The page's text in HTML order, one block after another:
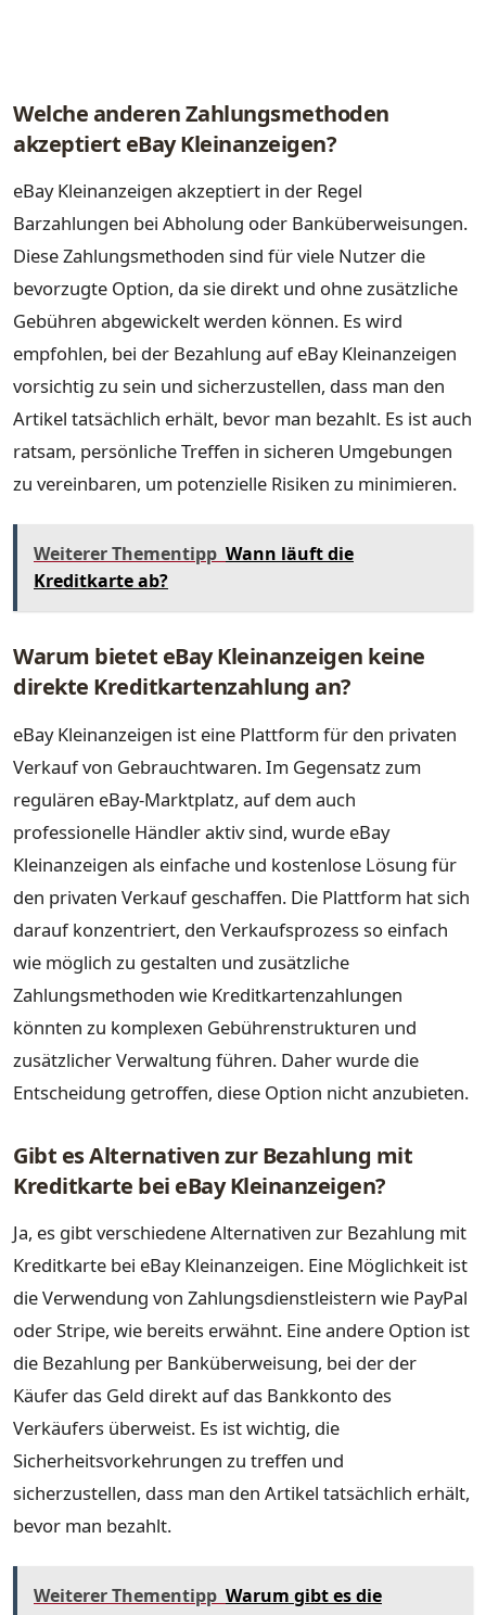
Welche anderen Zahlungsmethoden
akzeptiert eBay Kleinanzeigen?
eBay Kleinanzeigen akzeptiert in der Regel
Barzahlungen bei Abholung oder Banküberweisungen.
Diese Zahlungsmethoden sind für viele Nutzer die
bevorzugte Option, da sie direkt und ohne zusätzliche
Gebühren abgewickelt werden können. Es wird
empfohlen, bei der Bezahlung auf eBay Kleinanzeigen
vorsichtig zu sein und sicherzustellen, dass man den
Artikel tatsächlich erhält, bevor man bezahlt. Es ist auch
ratsam, persönliche Treffen in sicheren Umgebungen
zu vereinbaren, um potenzielle Risiken zu minimieren.
Weiterer Thementipp Wann läuft die
Kreditkarte ab?
Warum bietet eBay Kleinanzeigen keine
direkte Kreditkartenzahlung an?
eBay Kleinanzeigen ist eine Plattform für den privaten
Verkauf von Gebrauchtwaren. Im Gegensatz zum
regulären eBay-Marktplatz, auf dem auch
professionelle Händler aktiv sind, wurde eBay
Kleinanzeigen als einfache und kostenlose Lösung für
den privaten Verkauf geschaffen. Die Plattform hat sich
darauf konzentriert, den Verkaufsprozess so einfach
wie möglich zu gestalten und zusätzliche
Zahlungsmethoden wie Kreditkartenzahlungen
könnten zu komplexen Gebührenstrukturen und
zusätzlicher Verwaltung führen. Daher wurde die
Entscheidung getroffen, diese Option nicht anzubieten.
Gibt es Alternativen zur Bezahlung mit
Kreditkarte bei eBay Kleinanzeigen?
Ja, es gibt verschiedene Alternativen zur Bezahlung mit
Kreditkarte bei eBay Kleinanzeigen. Eine Möglichkeit ist
die Verwendung von Zahlungsdienstleistern wie PayPal
oder Stripe, wie bereits erwähnt. Eine andere Option ist
die Bezahlung per Banküberweisung, bei der der
Käufer das Geld direkt auf das Bankkonto des
Verkäufers überweist. Es ist wichtig, die
Sicherheitsvorkehrungen zu treffen und
sicherzustellen, dass man den Artikel tatsächlich erhält,
bevor man bezahlt.
Weiterer Thementipp Warum gibt es die